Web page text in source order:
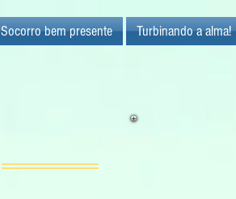
Socorro bem presente Turbinando a alma!